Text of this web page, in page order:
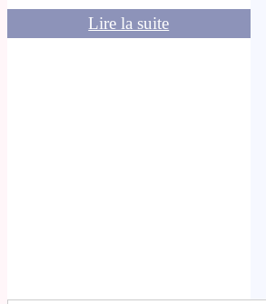
Lire la suite